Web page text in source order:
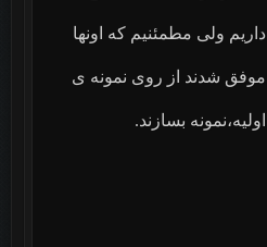
داریم ولی مطمئنیم که اونها
موفق شدند از روی نمونه ی
اولیه،نمونه بسازند.